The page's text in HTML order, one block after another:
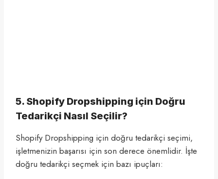
5. Shopify Dropshipping için Doğru
Tedarikçi Nasıl Seçilir?
Shopify Dropshipping için doğru tedarikçi seçimi,
işletmenizin başarısı için son derece önemlidir. İşte
doğru tedarikçi seçmek için bazı ipuçları: